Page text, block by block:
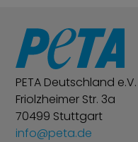
PETA Deutschland e.V.
Friolzheimer Str. 3a
70499 Stuttgart
info@peta.de